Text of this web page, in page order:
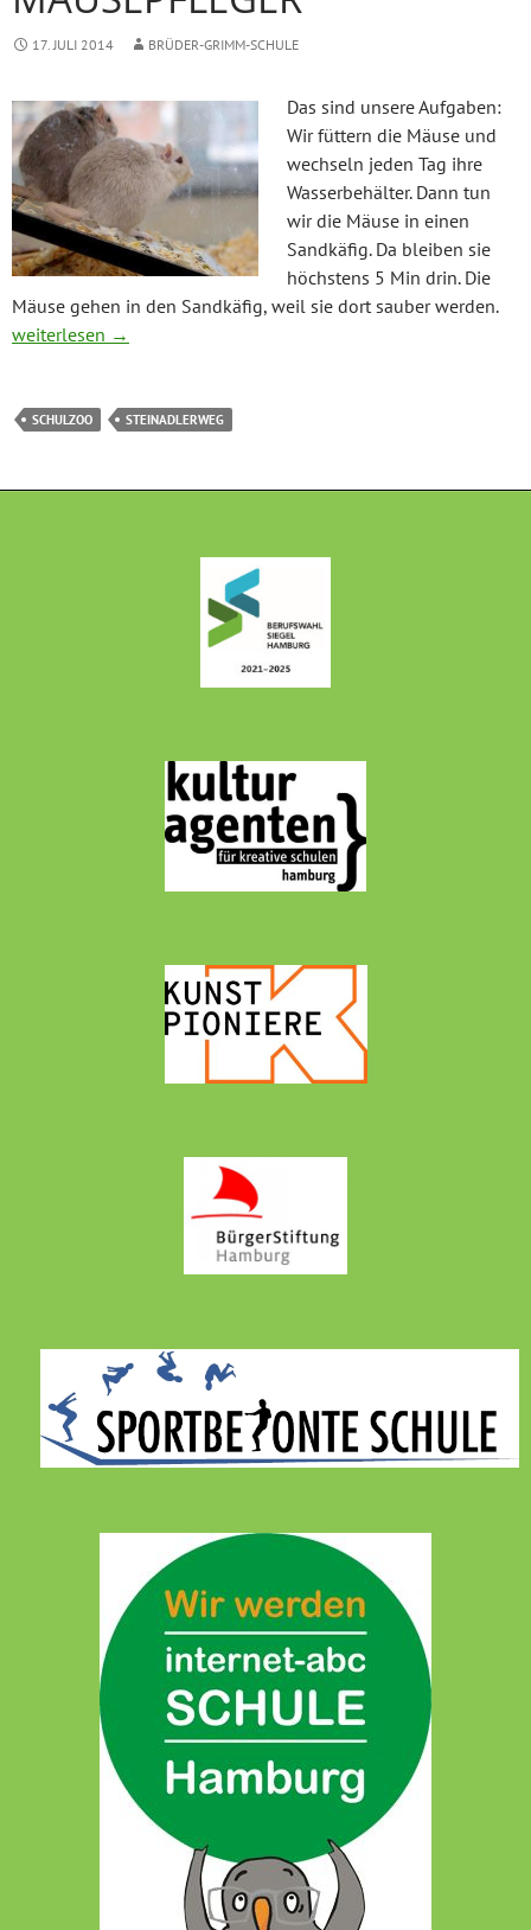
17. JULI 2014 BRÜDER-GRIMM-SCHULE
Das sind unsere Aufgaben:
Wir füttern die Mäuse und
wechseln jeden Tag ihre
Wasserbehälter. Dann tun
wir die Mäuse in einen
Sandkäfig. Da bleiben sie
höchstens 5 Min drin. Die
Mäuse gehen in den Sandkäfig, weil sie dort sauber werden.
Mäusepfleger
weiterlesen →
SCHULZOO STEINADLERWEG